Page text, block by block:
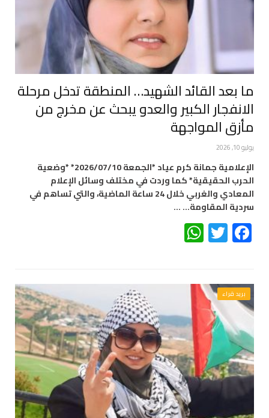
ما بعد القائد الشهيد… المنطقة تدخل مرحلة
الانفجار الكبير والعدو يبحث عن مخرج من
مأزق المواجهة
يوليو 10, 2026
الإعلامية جمانة كرم عياد *الجمعة 2026/07/10* *وضعية
الحرب الحقيقية* كما وردت في مختلف وسائل الإعلام
المعادي والغربي خلال 24 ساعة الماضية، والتي تساهم في
سردية المقاومة… …
Facebook
Twitter
بريد قراء